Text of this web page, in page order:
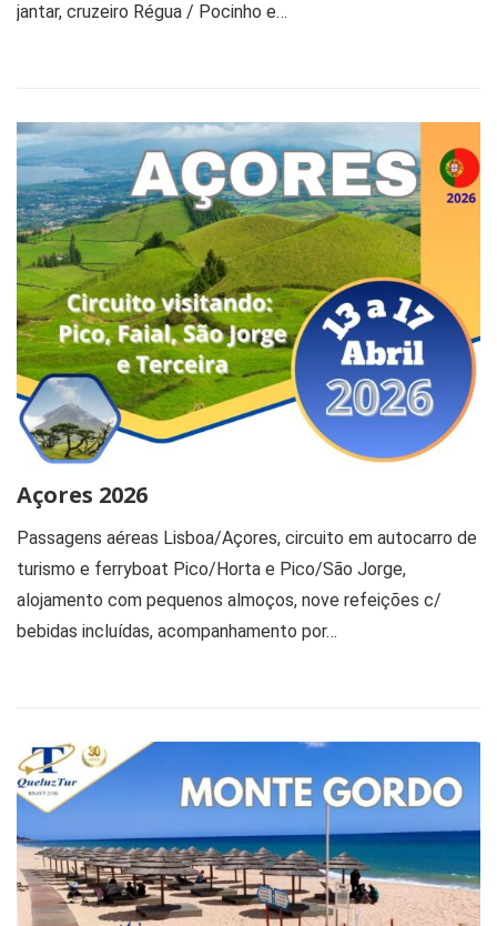
jantar, cruzeiro Régua / Pocinho e…
Açores 2026
Passagens aéreas Lisboa/Açores, circuito em autocarro de
turismo e ferryboat Pico/Horta e Pico/São Jorge,
alojamento com pequenos almoços, nove refeições c/
bebidas incluídas, acompanhamento por…